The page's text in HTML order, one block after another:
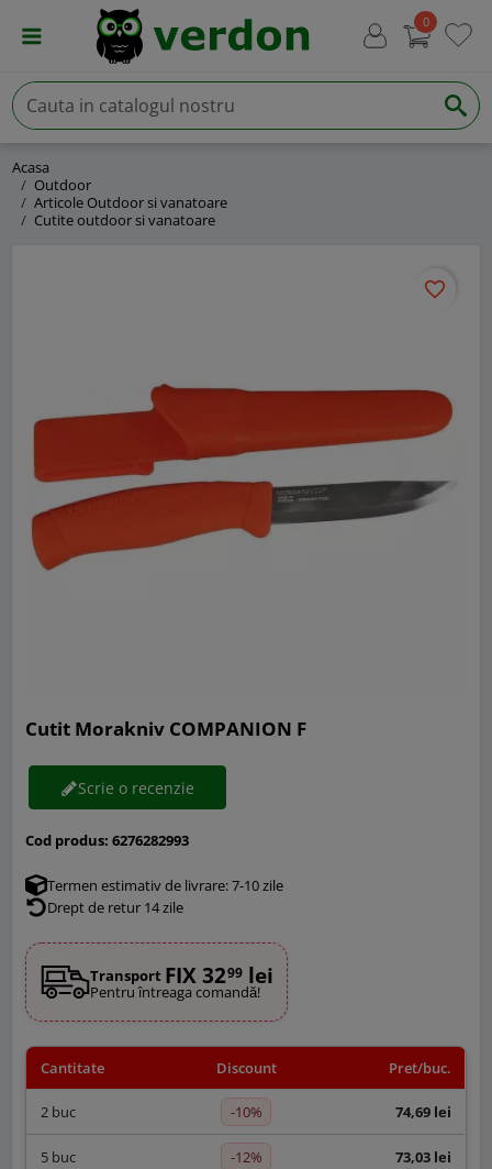
0
Acasa
Outdoor
Articole Outdoor si vanatoare
Cutite outdoor si vanatoare
favorite_border
Cutit Morakniv COMPANION F
Scrie o recenzie
Cod produs: 6276282993
Termen estimativ de livrare: 7-10 zile
Drept de retur 14 zile
Transport FIX 3299 lei
Pentru întreaga comandă!
Cantitate Discount Pret/buc.
2 buc -10% 74,69 lei
5 buc -12% 73,03 lei